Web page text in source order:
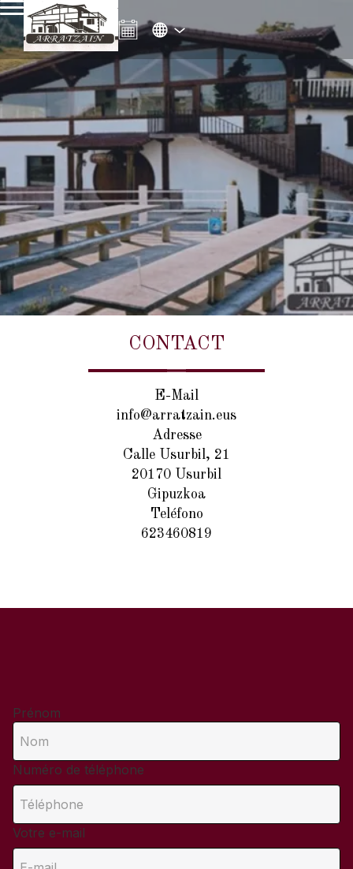
CONTACT
E-Mail
info@arratzain.eus
Adresse
Calle Usurbil, 21
20170 Usurbil
Gipuzkoa
Teléfono
623460819
Prénom
Numéro de téléphone
Votre e-mail